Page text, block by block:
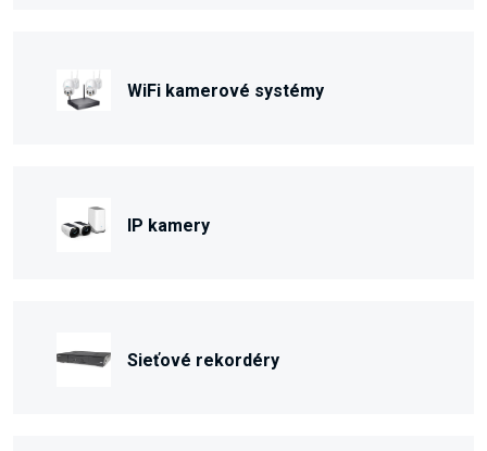
WiFi kamerové systémy
IP kamery
Sieťové rekordéry